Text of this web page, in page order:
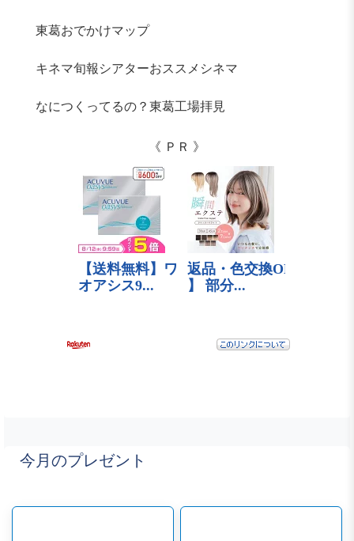
東葛おでかけマップ
キネマ旬報シアターおススメシネマ
なにつくってるの？東葛工場拝見
《 ＰＲ 》
今月のプレゼント